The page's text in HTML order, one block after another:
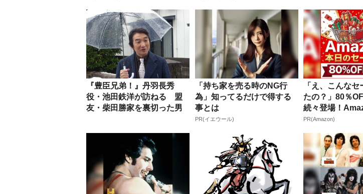
『豊臣兄弟！』丹羽長秀
役・池田鉄洋が訪ねる 盟
友・柴田勝家を裏切った男
「持ち家を売る時のNG行
為」知ってるだけで得する
事とは
PR(イエウール)
「え、こんな
たの？」80％
続々登場！
が...
PR(Amazon)